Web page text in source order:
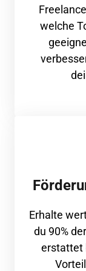
welche
Erhalte
du 90% der
erstattet